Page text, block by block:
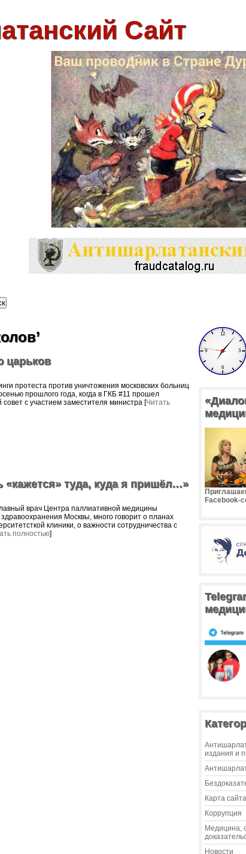
Сайт
царьков
протеста против уничтожения московских больниц
прошлого года, когда в ГКБ #11 прошел
с участием заместителя министра [Читать
«кажется» туда, куда я пришёл…»
врач Центра паллиативной медицины
Москвы, много говорит о планах
клиники, о важности сотрудничества с
полностью]
Facebook-
издания и
Карта сайта
Коррупция
Медицина,
Новости